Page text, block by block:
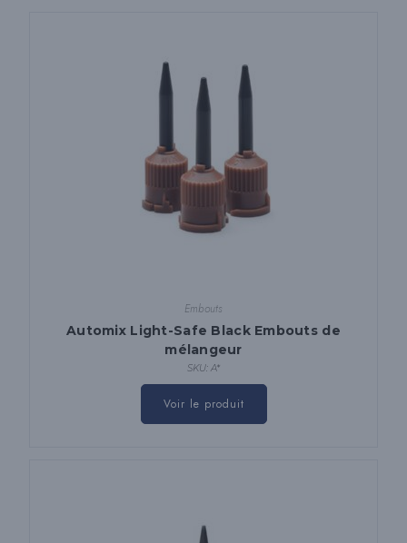
Embouts
Automix Light-Safe Black Embouts de
mélangeur
SKU: A*
Voir le produit
Ce
plusieurs